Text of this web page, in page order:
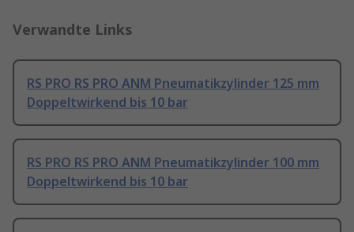
Verwandte Links
RS PRO RS PRO ANM Pneumatikzylinder 125 mm
Doppeltwirkend bis 10 bar
RS PRO RS PRO ANM Pneumatikzylinder 100 mm
Doppeltwirkend bis 10 bar